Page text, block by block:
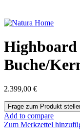
Buche/
2.399,00 €
Add to compare
Zum Merkzettel